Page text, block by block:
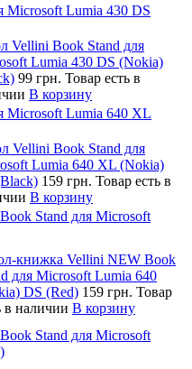
Microsoft Lumia 430 DS
Vellini Book Stand для
Lumia 430 DS (Nokia)
99 грн. Товар есть в
В корзину
Microsoft Lumia 640 XL
Vellini Book Stand для
Lumia 640 XL (Nokia)
159 грн. Товар есть в
В корзину
Stand для Microsoft
книжка Vellini NEW Book
для Microsoft Lumia 640
DS (Red) 159 грн. Товар
в наличии В корзину
Stand для Microsoft